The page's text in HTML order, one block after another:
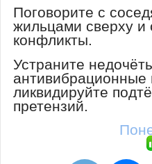
Поговорите с
жильцами сверху и
конфликты.
Устраните
антивибрационные
ликвидируйте
претензий.